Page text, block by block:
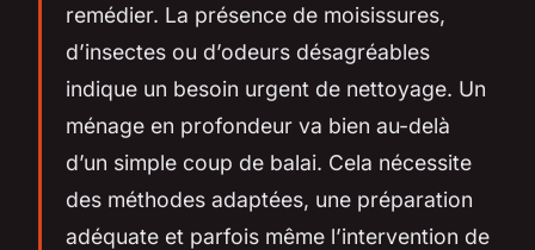
remédier. La présence de moisissures,
d’insectes ou d’odeurs désagréables
indique un besoin urgent de nettoyage. Un
ménage en profondeur va bien au-delà
d’un simple coup de balai. Cela nécessite
des méthodes adaptées, une préparation
adéquate et parfois même l’intervention de